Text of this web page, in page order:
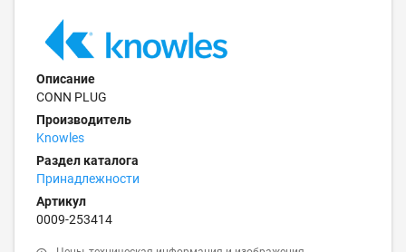
Описание
CONN PLUG
Производитель
Knowles
Раздел каталога
Принадлежности
Артикул
0009-253414